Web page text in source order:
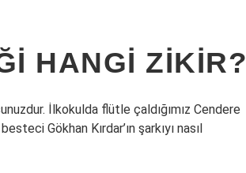
HANGI ZIKIR?
İlkokulda flütle çaldığımız Cendere
Gökhan Kırdar’ın şarkıyı nasıl